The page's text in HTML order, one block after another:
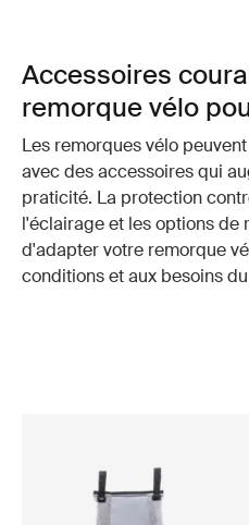
Accessoires
remorque vélo
Les remorques vélo
avec des accessoires qui
praticité. La protection
l'éclairage et les options de
d'adapter votre remorque
conditions et aux besoins